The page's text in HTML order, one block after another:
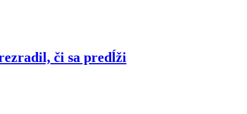
či sa predĺži